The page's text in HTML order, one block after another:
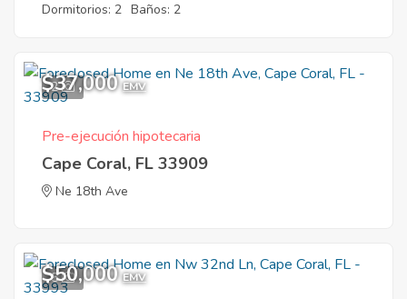
Dormitorios: 2 Baños: 2
2
$37,000 EMV
Pre-ejecución hipotecaria
Cape Coral, FL 33909
Ne 18th Ave
5
$50,000 EMV